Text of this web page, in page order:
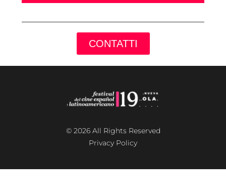
CONTATTI
© 2026 All Rights Reserved
Privacy Policy